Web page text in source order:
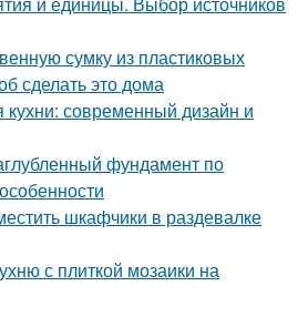
сумку из пластиковых
сделать это дома
современный дизайн и
фундамент по
шкафчики в раздевалке
с плиткой мозаики на